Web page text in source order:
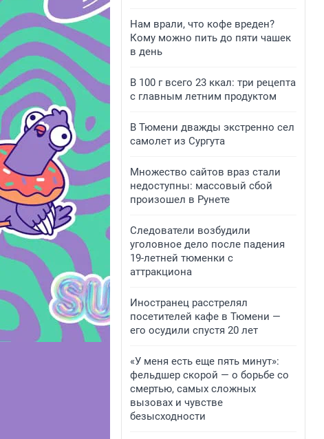
Нам врали, что кофе вреден?
Кому можно пить до пяти чашек
в день
В 100 г всего 23 ккал: три рецепта
с главным летним продуктом
В Тюмени дважды экстренно сел
самолет из Сургута
Множество сайтов враз стали
недоступны: массовый сбой
произошел в Рунете
Следователи возбудили
уголовное дело после падения
19-летней тюменки с
аттракциона
Иностранец расстрелял
посетителей кафе в Тюмени —
его осудили спустя 20 лет
«У меня есть еще пять минут»:
фельдшер скорой — о борьбе со
смертью, самых сложных
вызовах и чувстве
безысходности